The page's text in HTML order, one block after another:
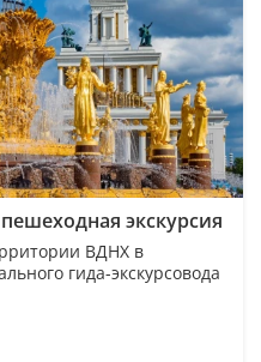
экскурсия
ВДНХ в
гида-экскурсовода